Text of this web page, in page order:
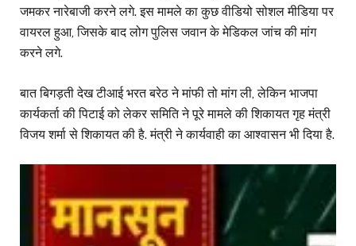
जमकर नारेबाजी करने लगे. इस मामले का कुछ वीडियो सोशल मीडिया पर
वायरल हुआ, जिसके बाद लोग पुलिस जवान के मेडिकल जांच की मांग
करने लगे.
बात बिगड़ती देख टीआई भरत बरेठ ने मांफी तो मांग ली, लेकिन भाजपा
कार्यकर्ता की पिटाई को लेकर समिति ने पूरे मामले की शिकायत गृह मंत्री
विजय शर्मा से शिकायत की है. मंत्री ने कार्यवाही का आश्वासन भी दिया है.